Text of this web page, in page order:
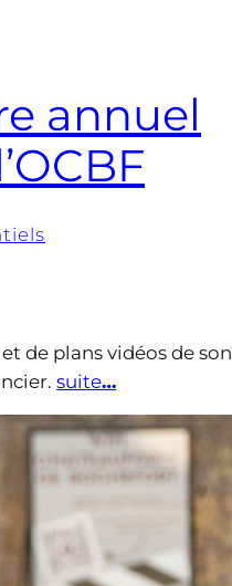
annuel
de plans vidéos de son
suite…